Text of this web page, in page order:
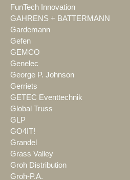
FunTech Innovation
GAHRENS + BATTERMANN
Gardemann
Gefen
GEMCO
Genelec
George P. Johnson
Gerriets
GETEC Eventtechnik
Global Truss
GLP
GO4IT!
Grandel
Grass Valley
Groh Distribution
Groh-P.A.